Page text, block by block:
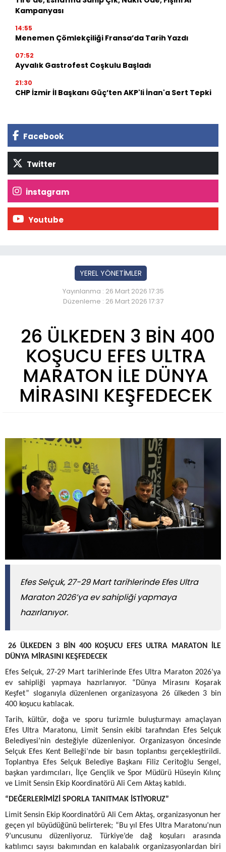
Kampanyası
14:55
Menemen Çömlekçiliği Fransa’da Tarih Yazdı
07:52
Ayvalık Gastrofest Coşkulu Başladı
21:30
CHP İzmir İl Başkanı Güç’ten AKP'li İnan'a Sert Tepki
Facebook
Twitter
İnstagram
Youtube
YEREL YÖNETİMLER
Yayınlanma : 26 Mart 2026 17:35
Düzenleme : 26 Mart 2026 17:37
26 ÜLKEDEN 3 BİN 400
KOŞUCU EFES ULTRA
MARATON İLE DÜNYA
MİRASINI KEŞFEDECEK
Efes Selçuk, 27-29 Mart tarihlerinde Efes Ultra
Maraton 2026’ya ev sahipliği yapmaya
hazırlanıyor.
26 ÜLKEDEN 3 BİN 400 KOŞUCU EFES ULTRA MARATON İLE
DÜNYA MİRASINI KEŞFEDECEK
Efes Selçuk, 27-29 Mart tarihlerinde Efes Ultra Maraton 2026’ya
ev sahipliği yapmaya hazırlanıyor. “Dünya Mirasını Koşarak
Keşfet” sloganıyla düzenlenen organizasyona 26 ülkeden 3 bin
400 koşucu katılacak.
Tarih, kültür, doğa ve sporu turizmle buluşturmayı amaçlayan
Efes Ultra Maratonu, Limit Sensin ekibi tarafından Efes Selçuk
Belediyesi’nin desteğiyle düzenleniyor. Organizasyon öncesinde
Selçuk Efes Kent Belleği’nde bir basın toplantısı gerçekleştirildi.
Toplantıya Efes Selçuk Belediye Başkanı Filiz Ceritoğlu Sengel,
başkan yardımcıları, İlçe Gençlik ve Spor Müdürü Hüseyin Kılınç
ve Limit Sensin Ekip Koordinatörü Ali Cem Aktaş katıldı.
“DEĞERLERİMİZİ SPORLA TANITMAK İSTİYORUZ”
Limit Sensin Ekip Koordinatörü Ali Cem Aktaş, organizasyonun her
geçen yıl büyüdüğünü belirterek; “Bu yıl Efes Ultra Maratonu’nun
9’uncusunu düzenliyoruz. Türkiye’de dağ koşuları arasında
katılımcı sayısı bakımından en kalabalık organizasyonlardan biri